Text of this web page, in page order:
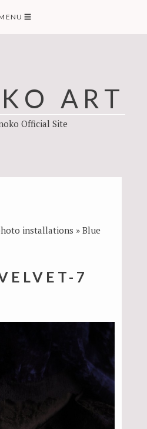
☰
ART
Official Site
installations »Blue
7